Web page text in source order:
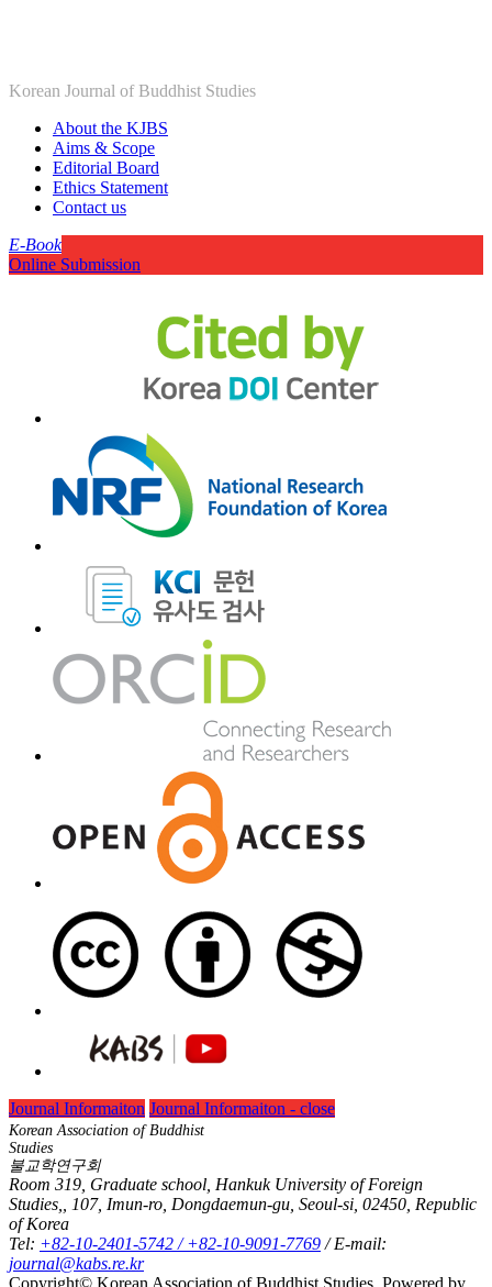
Korean Journal of Buddhist Studies
About the KJBS
Aims & Scope
Editorial Board
Ethics Statement
Contact us
E-Book
Online Submission
Journal Informaiton Journal Informaiton - close
Korean Association of Buddhist
Studies
불교학연구회
Room 319, Graduate school, Hankuk University of Foreign
Studies,, 107, Imun-ro, Dongdaemun-gu, Seoul-si, 02450, Republic
of Korea
Tel: +82-10-2401-5742 / +82-10-9091-7769 / E-mail:
journal@kabs.re.kr
Copyright© Korean Association of Buddhist Studies. Powered by